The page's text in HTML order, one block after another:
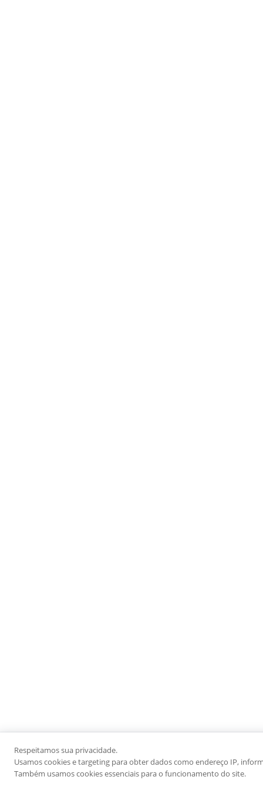
Respeitamos sua privacidade.
Usamos cookies e targeting para obter dados como endereço IP,
Também usamos cookies essenciais para o funcionamento do site.